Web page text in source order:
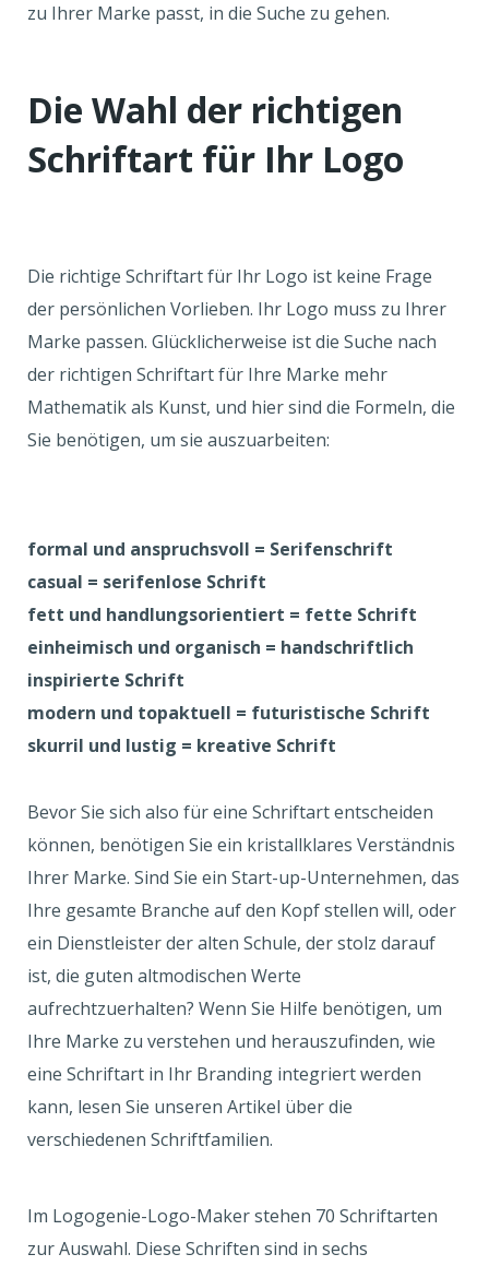
zu Ihrer Marke passt, in die Suche zu gehen.
Die Wahl der richtigen
Schriftart für Ihr Logo
Die richtige Schriftart für Ihr Logo ist keine Frage
der persönlichen Vorlieben. Ihr Logo muss zu Ihrer
Marke passen. Glücklicherweise ist die Suche nach
der richtigen Schriftart für Ihre Marke mehr
Mathematik als Kunst, und hier sind die Formeln, die
Sie benötigen, um sie auszuarbeiten:
formal und anspruchsvoll = Serifenschrift
casual = serifenlose Schrift
fett und handlungsorientiert = fette Schrift
einheimisch und organisch = handschriftlich
inspirierte Schrift
modern und topaktuell = futuristische Schrift
skurril und lustig = kreative Schrift
Bevor Sie sich also für eine Schriftart entscheiden
können, benötigen Sie ein kristallklares Verständnis
Ihrer Marke. Sind Sie ein Start-up-Unternehmen, das
Ihre gesamte Branche auf den Kopf stellen will, oder
ein Dienstleister der alten Schule, der stolz darauf
ist, die guten altmodischen Werte
aufrechtzuerhalten? Wenn Sie Hilfe benötigen, um
Ihre Marke zu verstehen und herauszufinden, wie
eine Schriftart in Ihr Branding integriert werden
kann, lesen Sie unseren Artikel über die
verschiedenen Schriftfamilien.
Im Logogenie-Logo-Maker stehen 70 Schriftarten
zur Auswahl. Diese Schriften sind in sechs